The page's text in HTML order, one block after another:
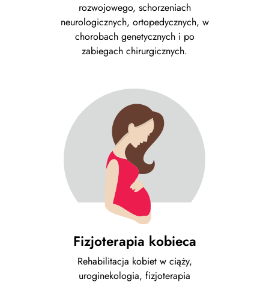
rozwojowego, schorzeniach
neurologicznych, ortopedycznych, w
chorobach genetycznych i po
zabiegach chirurgicznych.
Fizjoterapia kobieca
Rehabilitacja kobiet w ciąży,
uroginekologia, fizjoterapia